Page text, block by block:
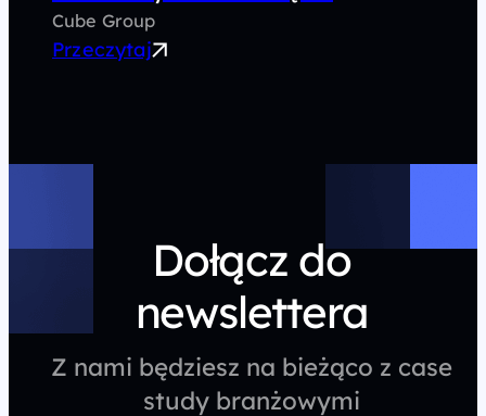
Cube Group
Przeczytaj
Dołącz do
newslettera
Z nami będziesz na bieżąco z case
study branżowymi